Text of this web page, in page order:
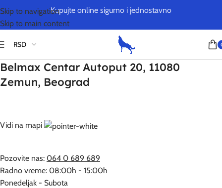
Skip to navigation
Skip to main content
Kupujte online sigurno i jednostavno
Belmax Centar Autoput 20, 11080
Zemun, Beograd
Vidi na mapi
Pozovite nas: 064 0 689 689
Radno vreme: 08:00h - 15:00h
Ponedeljak - Subota